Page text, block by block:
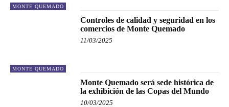
MONTE QUEMADO
MONTE QUEMADO
Controles de calidad y seguridad en los
comercios de Monte Quemado
11/03/2025
Monte Quemado será sede histórica de
la exhibición de las Copas del Mundo
10/03/2025